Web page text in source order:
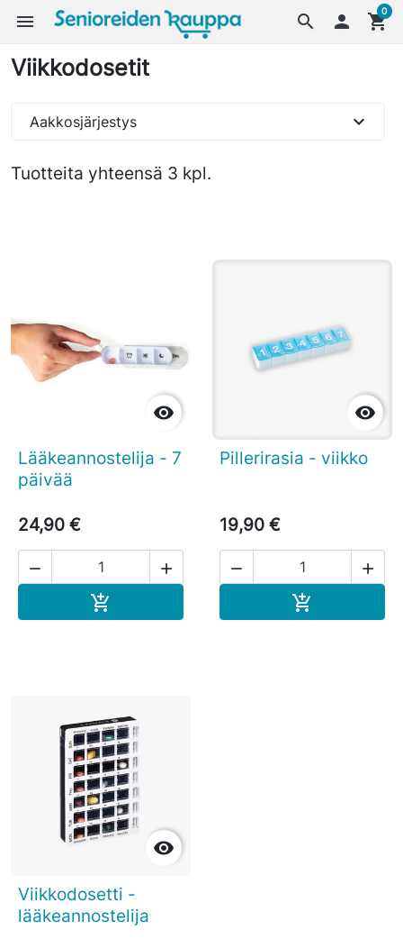
search
menu  shopping_cart
0
Viikkodosetit
Tuotteita yhteensä 3 kpl.
Aakkosjärjestys expand_more

Lääkeannostelija - 7
päivää
24,90 €
 


Pillerirasia - viikko
19,90 €
 


Viikkodosetti -
lääkeannostelija